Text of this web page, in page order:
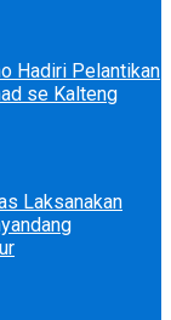
Hadiri Pelantikan
se Kalteng
Laksanakan